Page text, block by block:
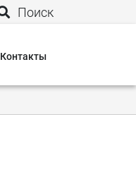
Поиск
Контакты